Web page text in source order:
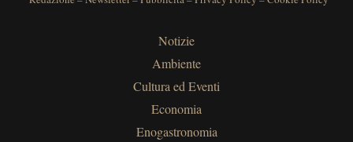
Notizie
Ambiente
Cultura ed Eventi
Economia
Enogastronomia